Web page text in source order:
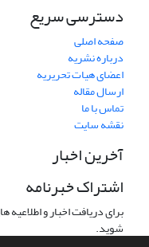
دسترسی سریع
صفحه اصلی
درباره نشریه
اعضای هیات تحریریه
ارسال مقاله
تماس با ما
نقشه سایت
آخرین اخبار
اشتراک خبرنامه
برای دریافت اخبار و
شوید.